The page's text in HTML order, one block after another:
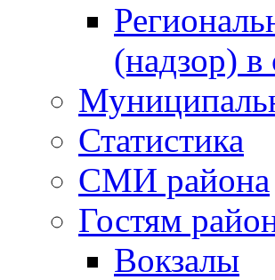
(надзор) в
Статистика
СМИ района
Гостям
Вокзалы